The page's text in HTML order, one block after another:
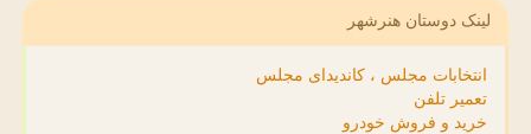
لینک دوستان هنرشهر
انتخابات مجلس ، کاندیدای مجلس
تعمیر تلفن
خرید و فروش خودرو